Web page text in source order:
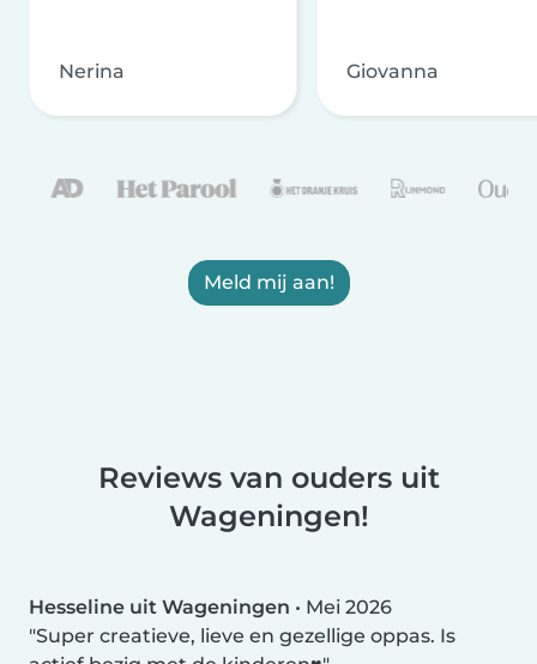
Nerina Giovanna
Meld mij aan!
Reviews van ouders uit
Wageningen!
Hesseline uit Wageningen • Mei 2026
Super creatieve, lieve en gezellige oppas. Is